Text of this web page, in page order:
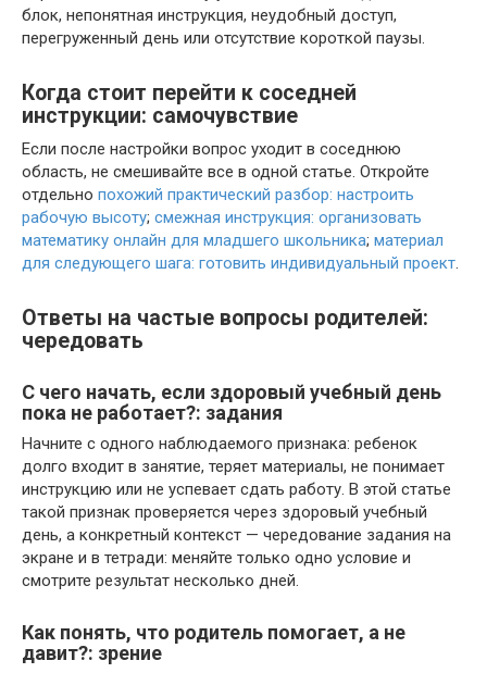
блок, непонятная инструкция, неудобный доступ,
перегруженный день или отсутствие короткой паузы.
Когда стоит перейти к соседней
инструкции: самочувствие
Если после настройки вопрос уходит в соседнюю
область, не смешивайте все в одной статье. Откройте
отдельно похожий практический разбор: настроить
рабочую высоту; смежная инструкция: организовать
математику онлайн для младшего школьника; материал
для следующего шага: готовить индивидуальный проект.
Ответы на частые вопросы родителей:
чередовать
С чего начать, если здоровый учебный день
пока не работает?: задания
Начните с одного наблюдаемого признака: ребенок
долго входит в занятие, теряет материалы, не понимает
инструкцию или не успевает сдать работу. В этой статье
такой признак проверяется через здоровый учебный
день, а конкретный контекст — чередование задания на
экране и в тетради: меняйте только одно условие и
смотрите результат несколько дней.
Как понять, что родитель помогает, а не
давит?: зрение